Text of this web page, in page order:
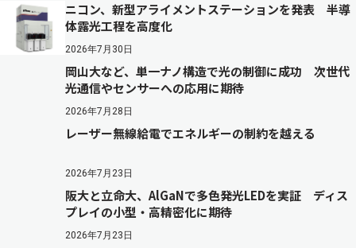
ニコン、新型アライメントステーションを発表 半導
体露光工程を高度化
2026年7月30日
岡山大など、単一ナノ構造で光の制御に成功 次世代
光通信やセンサーへの応用に期待
2026年7月28日
レーザー無線給電でエネルギーの制約を越える
2026年7月23日
阪大と立命大、AlGaNで多色発光LEDを実証 ディス
プレイの小型・高精密化に期待
2026年7月23日